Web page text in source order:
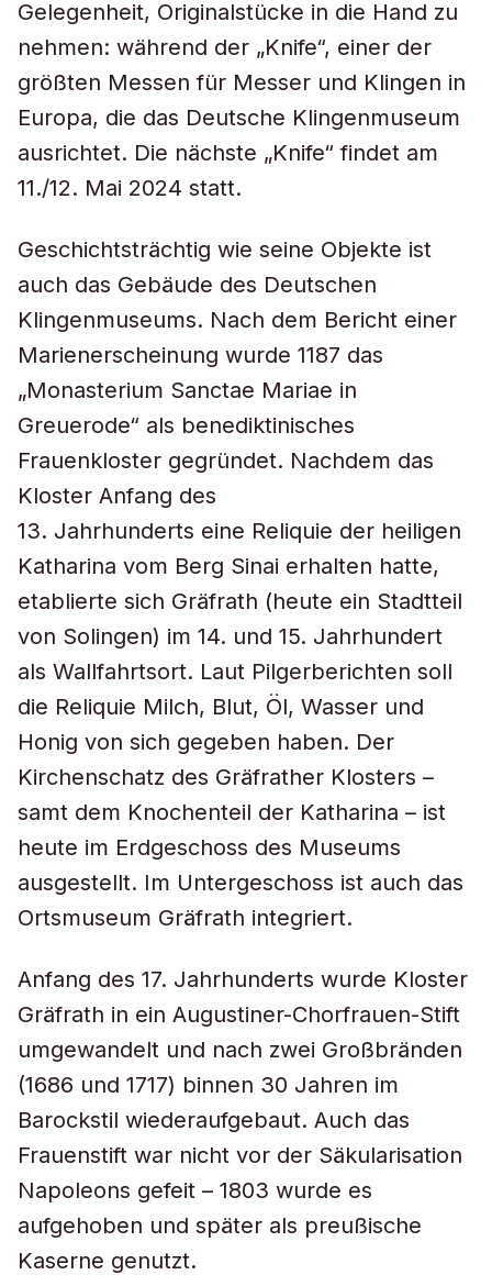
Gelegenheit, Originalstücke in die Hand zu
nehmen: während der „Knife“, einer der
größten Messen für Messer und Klingen in
Europa, die das Deutsche Klingenmuseum
ausrichtet. Die nächste „Knife“ findet am
11./12. Mai 2024 statt.
Geschichtsträchtig wie seine Objekte ist
auch das Gebäude des Deutschen
Klingenmuseums. Nach dem Bericht einer
Marienerscheinung wurde 1187 das
„Monasterium Sanctae Mariae in
Greuerode“ als benediktinisches
Frauenkloster gegründet. Nachdem das
Kloster Anfang des
13. Jahrhunderts eine Reliquie der heiligen
Katharina vom Berg Sinai erhalten hatte,
etablierte sich Gräfrath (heute ein Stadtteil
von Solingen) im 14. und 15. Jahrhundert
als Wallfahrtsort. Laut Pilgerberichten soll
die Reliquie Milch, Blut, Öl, Wasser und
Honig von sich gegeben haben. Der
Kirchenschatz des Gräfrather Klosters –
samt dem Knochenteil der Katharina – ist
heute im Erdgeschoss des Museums
ausgestellt. Im Untergeschoss ist auch das
Ortsmuseum Gräfrath integriert.
Anfang des 17. Jahrhunderts wurde Kloster
Gräfrath in ein Augustiner-Chorfrauen-Stift
umgewandelt und nach zwei Großbränden
(1686 und 1717) binnen 30 Jahren im
Barockstil wiederaufgebaut. Auch das
Frauenstift war nicht vor der Säkularisation
Napoleons gefeit – 1803 wurde es
aufgehoben und später als preußische
Kaserne genutzt.